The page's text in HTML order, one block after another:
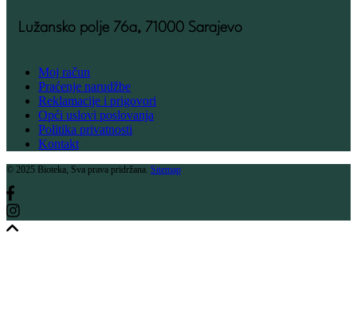
Lužansko polje 76a, 71000 Sarajevo
Moj račun
Praćenje narudžbe
Reklamacije i prigovori
Opći uslovi poslovanja
Politika privatnosti
Kontakt
© 2025 Bioteka, Sva prava pridržana. Sitemap